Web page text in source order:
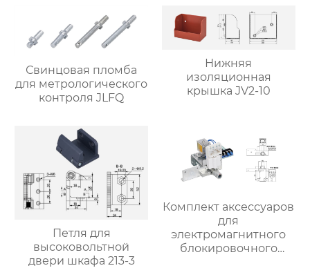
Свинцовая пломба
для метрологического
контроля JLFQ
Нижняя
изоляционная
крышка JV2-10
Петля для
высоковольтной
двери шкафа 213-3
Комплект аксессуаров
для
электромагнитного
блокировочного